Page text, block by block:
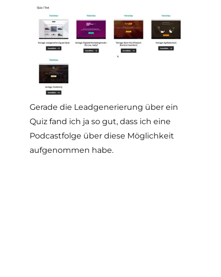
Gerade die Leadgenerierung über ein
Quiz fand ich ja so gut, dass ich eine
Podcastfolge über diese Möglichkeit
aufgenommen habe.